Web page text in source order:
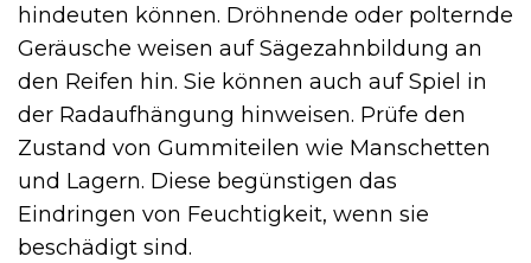
hindeuten können. Dröhnende oder polternde
Geräusche weisen auf Sägezahnbildung an
den Reifen hin. Sie können auch auf Spiel in
der Radaufhängung hinweisen. Prüfe den
Zustand von Gummiteilen wie Manschetten
und Lagern. Diese begünstigen das
Eindringen von Feuchtigkeit, wenn sie
beschädigt sind.